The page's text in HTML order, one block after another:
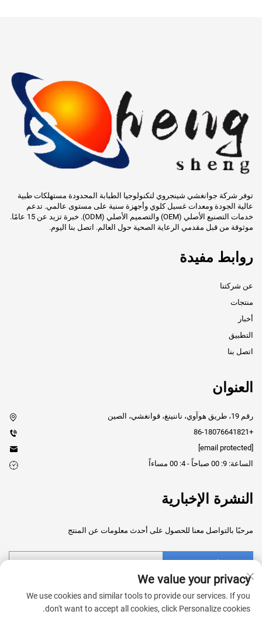
توفر شركة جوانغشي شينجروي لتكنولوجيا الطبابة المحدودة مستهلكات طبية
عالية الجودة ومعدات غسيل كلوي وأجهزة سنية على مستوى عالمي. تدعم
خدمات التصنيع الأصلي (OEM) والتصميم الأصلي (ODM). خبرة تزيد عن 15 عامًا.
موثوقة من قبل مقدمي الرعاية الصحية حول العالم. اتصل بنا اليوم.
روابط مفيدة
عن شركتنا
منتجات
أخبار
التطبيق
اتصل بنا
العنوان
رقم 19، طريق هوآوي، ناننينغ، قوانغشي، الصين
+86-18076641821
الساعة: 9: 00 صباحاً - 4: 00 مساءاً
النشرة الإخبارية
مرحبًا بالتواصل معنا للحصول على أحدث معلومات عن المنتج
We value your privacy
We use cookies and similar tools to provide our services. If you
don't want to accept all cookies, click Personalize cookies.